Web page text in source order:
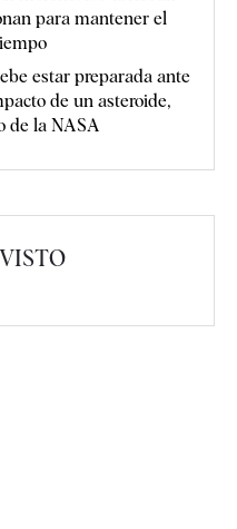
para mantener el
estar preparada ante
de un asteroide,
de la NASA